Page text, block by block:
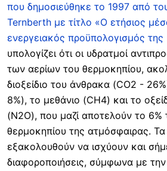
που δημοσιεύθηκε το 1997 από
Ternberth με τίτλο «Ο ετήσιος
ενεργειακός προϋπολογισμός της
υπολογίζει ότι οι υδρατμοί
των αερίων του θερμοκηπίου,
διοξείδιο του άνθρακα (CO2 -
8%), το μεθάνιο (CH4) και το
(N2O), που μαζί αποτελούν το 6%
θερμοκηπίου της ατμόσφαιρας.
εξακολουθούν να ισχύουν και
διαφοροποιήσεις, σύμφωνα με την